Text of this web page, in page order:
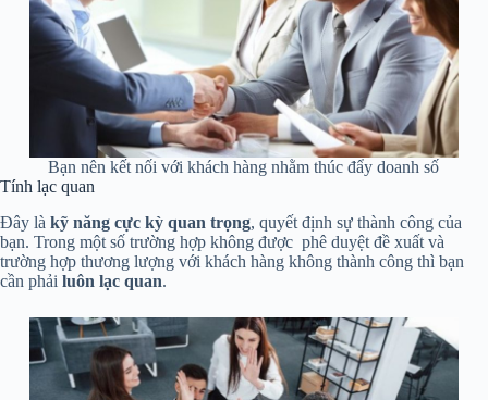
Bạn nên kết nối với khách hàng nhằm thúc đẩy doanh số
Tính lạc quan
Đây là kỹ năng cực kỳ quan trọng, quyết định sự thành công của
bạn. Trong một số trường hợp không được phê duyệt đề xuất và
trường hợp thương lượng với khách hàng không thành công thì bạn
cần phải luôn lạc quan.